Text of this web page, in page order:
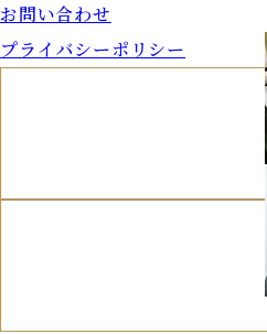
お問い合わせ
プライバシーポリシー